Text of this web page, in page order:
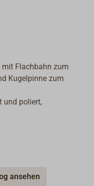
mit Flachbahn zum
Kugelpinne zum
und poliert,
ansehen